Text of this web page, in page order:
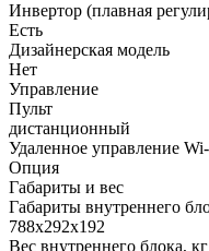
Инвертор (плавная
Есть
Дизайнерская модель
Нет
Управление
Пульт
дистанционный
Удаленное управление
Опция
Габариты и вес
Габариты внутреннего
788x292x192
Вес внутреннего блока, кг